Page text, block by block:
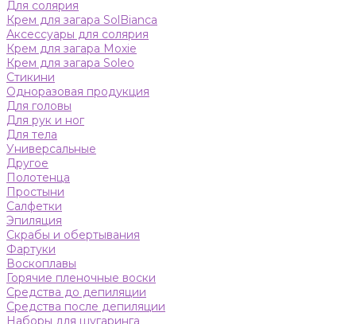
Для солярия
Крем для загара SolBianca
Аксессуары для солярия
Крем для загара Moxie
Крем для загара Soleo
Стикини
Одноразовая продукция
Для головы
Для рук и ног
Для тела
Универсальные
Другое
Полотенца
Простыни
Салфетки
Эпиляция
Скрабы и обертывания
Фартуки
Воскоплавы
Горячие пленочные воски
Средства до депиляции
Средства после депиляции
Наборы для шугаринга